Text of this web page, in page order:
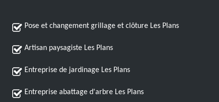
Pose et changement grillage et clôture Les Plans
Artisan paysagiste Les Plans
Entreprise de jardinage Les Plans
Entreprise abattage d'arbre Les Plans